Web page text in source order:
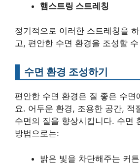
햄스트링 스트레칭
정기적으로 이러한 스트레칭을
고, 편안한 수면 환경을 조성할
수면 환경 조성하기
편안한 수면 환경은 질 좋은 수면
요. 어두운 환경, 조용한 공간, 적
수면의 질을 향상시킵니다. 수면
방법으로는:
밝은 빛을 차단해주는 커